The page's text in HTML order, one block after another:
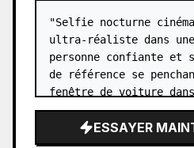
"Selfie nocturne
ultra-réaliste dans
personne confiante et
de référence se
fenêtre de voiture
pluvieuse lors d'une
vitesse.", ESSAYER